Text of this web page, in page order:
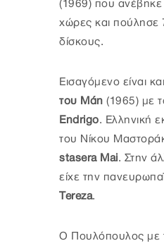
(1969) που
χώρες και πούλησε
δίσκους.
Εισαγόμενο είναι
του Μάη (1965) με
Endrigo. Ελληνική
του Νίκου
stasera Mai. Στην
είχε την
Tereza.
Ο Πουλόπουλος με